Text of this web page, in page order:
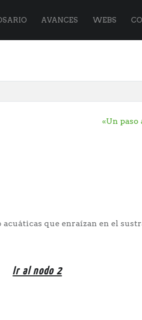
AVANCES WEBS
«Un paso
acuáticas que enraízan en el
Ir al nodo 2